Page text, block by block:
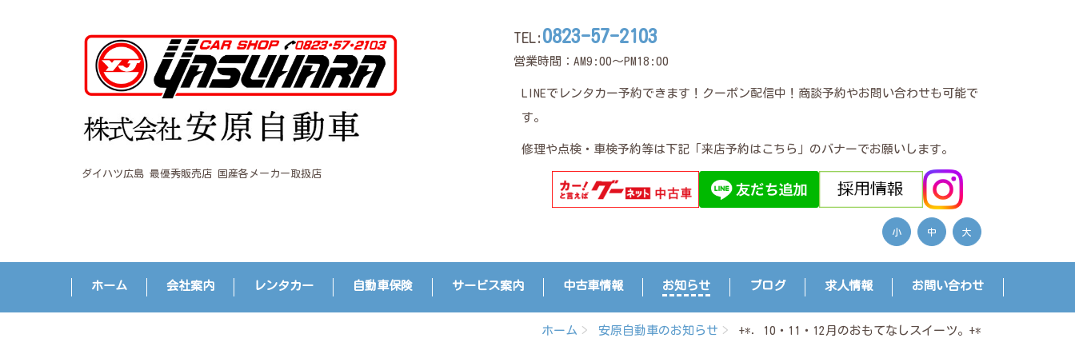
ダイハツ広島 最優秀販売店 国産各メーカー取扱店
TEL: 0823-57-2103
営業時間：AM9:00～PM18:00
LINEでレンタカー予約できます！クーポン配信中！商談予約やお問い合わせも可能で
す。
修理や点検・車検予約等は下記「来店予約はこちら」のバナーでお願いします。
小 中 大
ホーム 会社案内 レンタカー 自動車保険 サービス案内 中古車情報 お知らせ ブログ 求人情報 お問い合わせ
ホーム 安原自動車のお知らせ +*．10・11・12月のおもてなしスイーツ。+*